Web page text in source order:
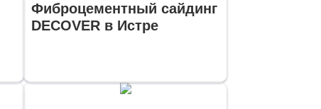
Фиброцементный сайдинг
DECOVER в Истре